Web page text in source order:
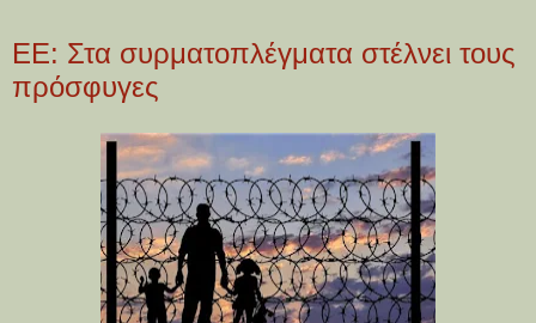
ΕΕ: Στα συρματοπλέγματα στέλνει τους
πρόσφυγες